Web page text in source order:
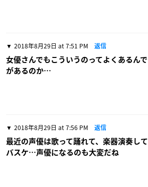
2018年8月29日 at 7:51 PM 返信
女優さんでもこういうのってよくあるん
があるのか…
2018年8月29日 at 7:56 PM 返信
最近の声優は歌って踊れて、楽器演奏し
バスケ…声優になるのも大変だね